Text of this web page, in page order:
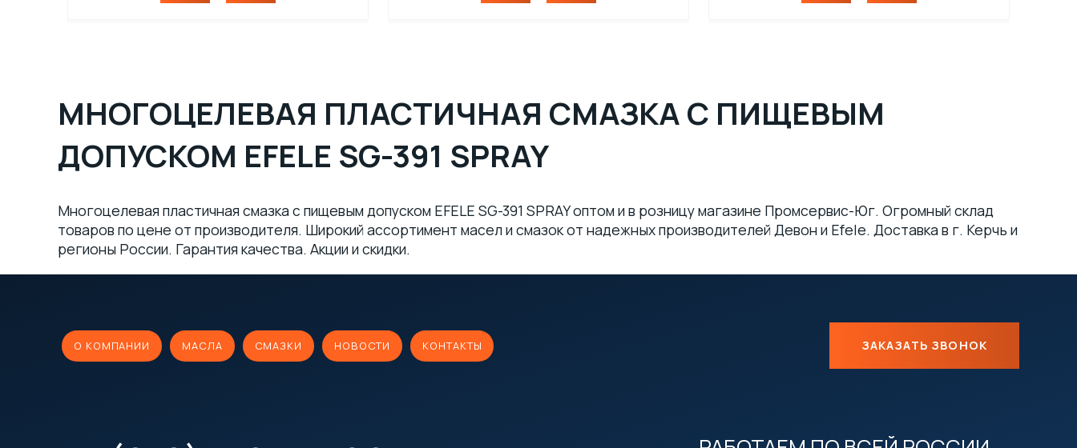
МНОГОЦЕЛЕВАЯ ПЛАСТИЧНАЯ СМАЗКА С ПИЩЕВЫМ
ДОПУСКОМ EFELE SG-391 SPRAY
Многоцелевая пластичная смазка с пищевым допуском EFELE SG-391 SPRAY оптом и в розницу магазине Промсервис-Юг. Огромный склад
товаров по цене от производителя. Широкий ассортимент масел и смазок от надежных производителей Девон и Efele. Доставка в г. Керчь и
регионы России. Гарантия качества. Акции и скидки.
О КОМПАНИИ МАСЛА СМАЗКИ НОВОСТИ КОНТАКТЫ ЗАКАЗАТЬ ЗВОНОК